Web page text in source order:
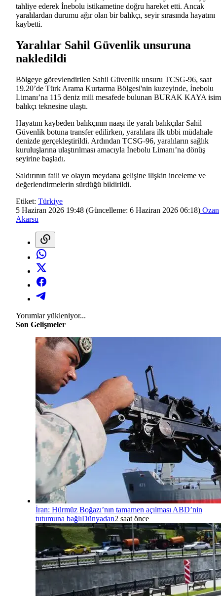
tahliye ederek İnebolu istikametine doğru hareket etti. Ancak
yaralılardan durumu ağır olan bir balıkçı, seyir sırasında hayatını
kaybetti.
Yaralılar Sahil Güvenlik unsuruna
nakledildi
Bölgeye görevlendirilen Sahil Güvenlik unsuru TCSG-96, saat
19.20’de Türk Arama Kurtarma Bölgesi'nin kuzeyinde, İnebolu
Limanı’na 115 deniz mili mesafede bulunan BURAK KAYA
balıkçı teknesine ulaştı.
Hayatını kaybeden balıkçının naaşı ile yaralı balıkçılar Sahil
Güvenlik botuna transfer edilirken, yaralılara ilk tıbbi müdahale
denizde gerçekleştirildi. Ardından TCSG-96, yaralıların sağlık
kuruluşlarına ulaştırılması amacıyla İnebolu Limanı’na dönüş
seyirine başladı.
Saldırının faili ve olayın meydana gelişine ilişkin inceleme ve
değerlendirmelerin sürdüğü bildirildi.
Etiket: Türkiye
5 Haziran 2026 19:48 (Güncelleme: 6 Haziran 2026 06:18) Ozan
Akarsu
Yorumlar yükleniyor...
Son Gelişmeler
İran: Hürmüz Boğazı’nın tamamen açılması ABD’nin
tutumuna bağlıDünyadan2 saat önce